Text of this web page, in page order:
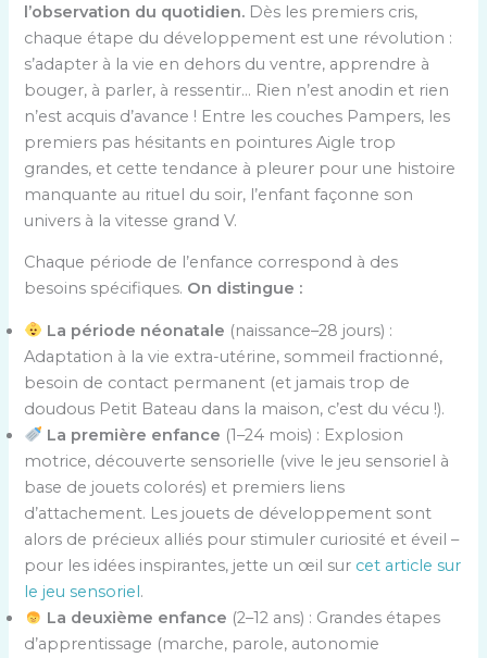
l’observation du quotidien. Dès les premiers cris,
chaque étape du développement est une révolution :
s’adapter à la vie en dehors du ventre, apprendre à
bouger, à parler, à ressentir… Rien n’est anodin et rien
n’est acquis d’avance ! Entre les couches Pampers, les
premiers pas hésitants en pointures Aigle trop
grandes, et cette tendance à pleurer pour une histoire
manquante au rituel du soir, l’enfant façonne son
univers à la vitesse grand V.
Chaque période de l’enfance correspond à des
besoins spécifiques. On distingue :
La période néonatale (naissance–28 jours) :
Adaptation à la vie extra-utérine, sommeil fractionné,
besoin de contact permanent (et jamais trop de
doudous Petit Bateau dans la maison, c’est du vécu !).
La première enfance (1–24 mois) : Explosion
motrice, découverte sensorielle (vive le jeu sensoriel à
base de jouets colorés) et premiers liens
d’attachement. Les jouets de développement sont
alors de précieux alliés pour stimuler curiosité et éveil –
pour les idées inspirantes, jette un œil sur cet article sur
le jeu sensoriel.
La deuxième enfance (2–12 ans) : Grandes étapes
d’apprentissage (marche, parole, autonomie